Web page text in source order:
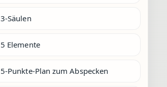
3-Säulen
5 Elemente
5-Punkte-Plan zum Abspecken